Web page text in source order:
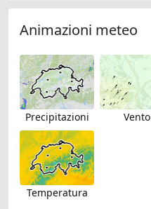
Animazioni meteo
Precipitazioni Vento
Temperatura